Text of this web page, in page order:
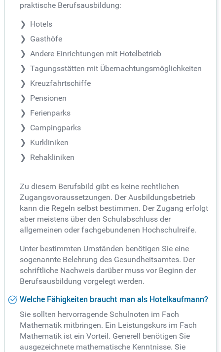
praktische Berufsausbildung:
Hotels
Gasthöfe
Andere Einrichtungen mit Hotelbetrieb
Tagungsstätten mit Übernachtungsmöglichkeiten
Kreuzfahrtschiffe
Pensionen
Ferienparks
Campingparks
Kurkliniken
Rehakliniken
Zu diesem Berufsbild gibt es keine rechtlichen
Zugangsvoraussetzungen. Der Ausbildungsbetrieb
kann die Regeln selbst bestimmen. Der Zugang erfolgt
aber meistens über den Schulabschluss der
allgemeinen oder fachgebundenen Hochschulreife.
Unter bestimmten Umständen benötigen Sie eine
sogenannte Belehrung des Gesundheitsamtes. Der
schriftliche Nachweis darüber muss vor Beginn der
Berufsausbildung vorgelegt werden.
Welche Fähigkeiten braucht man als Hotelkaufmann?
Sie sollten hervorragende Schulnoten im Fach
Mathematik mitbringen. Ein Leistungskurs im Fach
Mathematik ist ein Vorteil. Generell benötigen Sie
ausgezeichnete mathematische Kenntnisse. Sie